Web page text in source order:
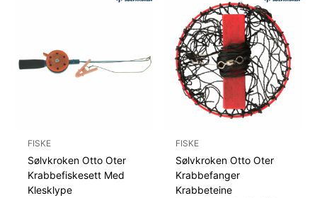
FISKE
Sølvkroken Otto Oter
Krabbefiskesett Med
Klesklype
FISKE
Sølvkroken Otto Oter
Krabbefanger
Krabbeteine